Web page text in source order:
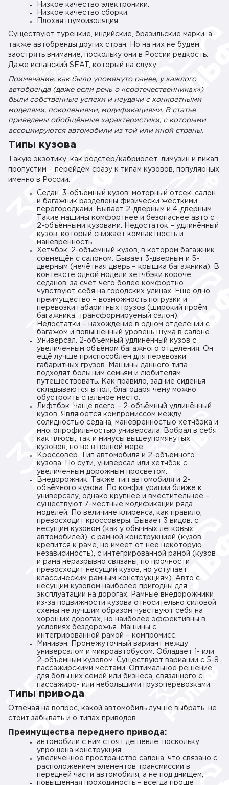
Низкое качество электроники.
Низкое качество сборки.
Плохая шумоизоляция.
Существуют турецкие, индийские, бразильские марки, а
также автобренды других стран. Но на них не будем
заострять внимание, поскольку они в России редкость.
Даже испанский SEAT, который на слуху.
Примечание: как было упомянуто ранее, у каждого
автобренда (даже если речь о «соотечественниках»)
были собственные успехи и неудачи с конкретными
моделями, поколениями, модификациями. В статье
приведены обобщённые характеристики, с которыми
ассоциируются автомобили из той или иной страны.
Типы кузова
Такую экзотику, как родстер/кабриолет, лимузин и пикап
пропустим – перейдём сразу к типам кузовов, популярных
именно в России:
Седан. 3-объёмный кузов: моторный отсек, салон
и багажник разделены физически жёсткими
перегородками. Бывает 2-дверным и 4-дверным.
Такие машины комфортнее и безопаснее авто с
2-объёмными кузовами. Недостаток – удлинённый
кузов, который снижает компактность и
манёвренность.
Хетчбэк. 2-объёмный кузов, в котором багажник
совмещён с салоном. Бывает 3-дверным и 5-
дверным (нечётная дверь – крышка багажника). В
контексте одной модели хетчбэки короче
седанов, за счёт чего более комфортно
чувствуют себя на городских улицах. Ещё одно
преимущество – возможность погрузки и
перевозки габаритных грузов (широкий проём
багажника, трансформируемый салон).
Недостатки – нахождение в одном отделении с
багажом и повышенный уровень шума в салоне.
Универсал. 2-объёмный удлинённый кузов с
увеличенным объёмом багажного отделения. Он
ещё лучше приспособлен для перевозки
габаритных грузов. Машины данного типа
подходят большим семьям и любителям
путешествовать. Как правило, задние сиденья
складываются в пол, благодаря чему можно
обустроить спальное место.
Лифтбэк. Чаще всего – 2-объёмный удлинённый
кузов. Являюется компромиссом между
солидностью седана, манёвренностью хетчбэка и
многопрофильностью универсала. Вобрал в себя
как плюсы, так и минусы вышеупомянутых
кузовов, но не в полной мере.
Кроссовер. Тип автомобиля и 2-объёмного
кузова. По сути, универсал или хетчбэк с
увеличенным дорожным просветом.
Внедорожник. Также тип автомобиля и 2-
объёмного кузова. По конфигурации ближе к
универсалу, однако крупнее и вместительнее –
существуют 7-местные модификации ряда
моделей. По величине клиренса, как правило,
превосходит кроссоверы. Бывает 3 видов: с
несущим кузовом (как у обычных легковых
автомобилей), с рамной конструкцией (кузов
крепится к раме, но имеет от неё некоторую
независимость), с интегрированной рамой (кузов
и рама неразрывно связаны; по прочности
превосходит несущий кузов, но уступает
классическим рамным конструкциям). Авто с
несущим кузовом наиболее пригодны для
эксплуатации на дорогах. Рамные внедорожники
из-за подвижности кузова относительно силовой
схемы не лучшим образом чувствуют себя на
хороших дорогах, но наиболее эффективны в
условиях бездорожья. Машины с
интегрированной рамой – компромисс.
Минивэн. Промежуточный вариант между
универсалом и микроавтобусом. Обладает 1- или
2-объёмным кузовом. Существуют вариации с 5-8
пассажирскими местами. Оптимальное решение
для больших семей или бизнеса, связанного с
пассажиро- или небольшими грузоперевозками.
Типы привода
Отвечая на вопрос, какой автомобиль лучше выбрать, не
стоит забывать и о типах приводов.
Преимущества переднего привода:
автомобили с ним стоят дешевле, поскольку
упрощена конструкция;
увеличенное пространство салона, что связано с
расположением элементов трансмиссии в
передней части автомобиля, а не под днищем;
повышенная проходимость – всегда проще